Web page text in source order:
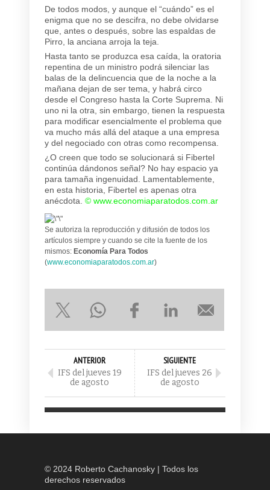
De todos modos, y aunque el “cuándo” es el
enigma que no se descifra, no debe olvidarse
que, antes o después, sobre las espaldas de
Pirro, la anciana arroja la teja.
Hasta tanto se produzca esa caída, la oratoria
repentina de un ministro podrá silenciar las
balas de la delincuencia que de la noche a la
mañana dejan de ser tema, y habrá circo
desde el Congreso hasta la Corte Suprema. Ni
uno ni la otra, sin embargo, tienen la respuesta
para modificar esencialmente el problema que
va mucho más allá del ataque a una empresa
y del negociado con otras como recompensa.
¿O creen que todo se solucionará si Fibertel
continúa dándonos señal? No hay espacio ya
para tamaña ingenuidad. Lamentablemente,
en esta historia, Fibertel es apenas otra
anécdota. © www.economiaparatodos.com.ar
Se autoriza la reproducción y difusión de todos los
artículos siempre y cuando se cite la fuente de los
mismos: Economía Para Todos
(www.economiaparatodos.com.ar)
ANTERIOR
IFS del jueves 19
de agosto
SIGUIENTE
IFS del jueves 26
de agosto
© 2024 Roberto Cachanosky | Todos los
derechos reservados